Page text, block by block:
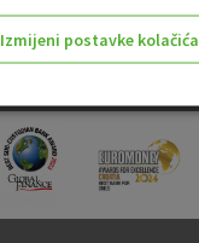
Izmijeni postavke kolačića